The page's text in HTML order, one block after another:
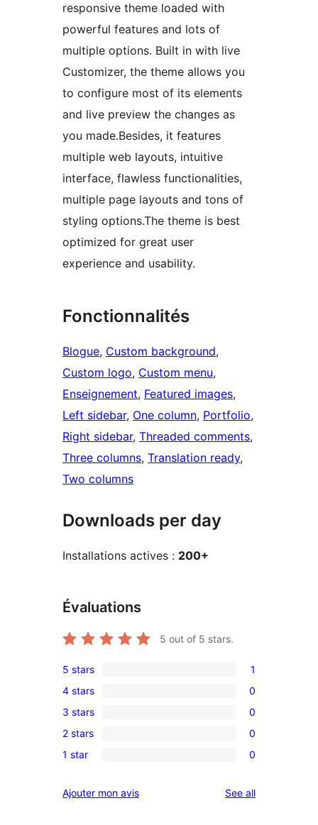
responsive theme loaded with
powerful features and lots of
multiple options. Built in with live
Customizer, the theme allows you
to configure most of its elements
and live preview the changes as
you made.Besides, it features
multiple web layouts, intuitive
interface, flawless functionalities,
multiple page layouts and tons of
styling options.The theme is best
optimized for great user
experience and usability.
Fonctionnalités
Blogue, Custom background
Custom logo, Custom menu
Enseignement, Featured images
Left sidebar, One column, Portfolio
Right sidebar, Threaded comments
Three columns, Translation ready
Two columns
Downloads per day
Installations actives : 200+
Évaluations
5 out of 5 stars.
1
5-
star
review
5 stars 1
0
4-
star
reviews
4 stars 0
0
3-
star
3 stars 0
0
2-
reviews
2 stars 0
0
star
1 star 0
Ajouter mon avis See allreviews